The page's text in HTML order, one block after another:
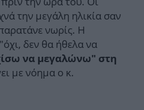
την μεγάλη ηλικία σαν
νωρίς. Η
δεν θα ήθελα να
να μεγαλώνω" στη
με νόημα ο κ.